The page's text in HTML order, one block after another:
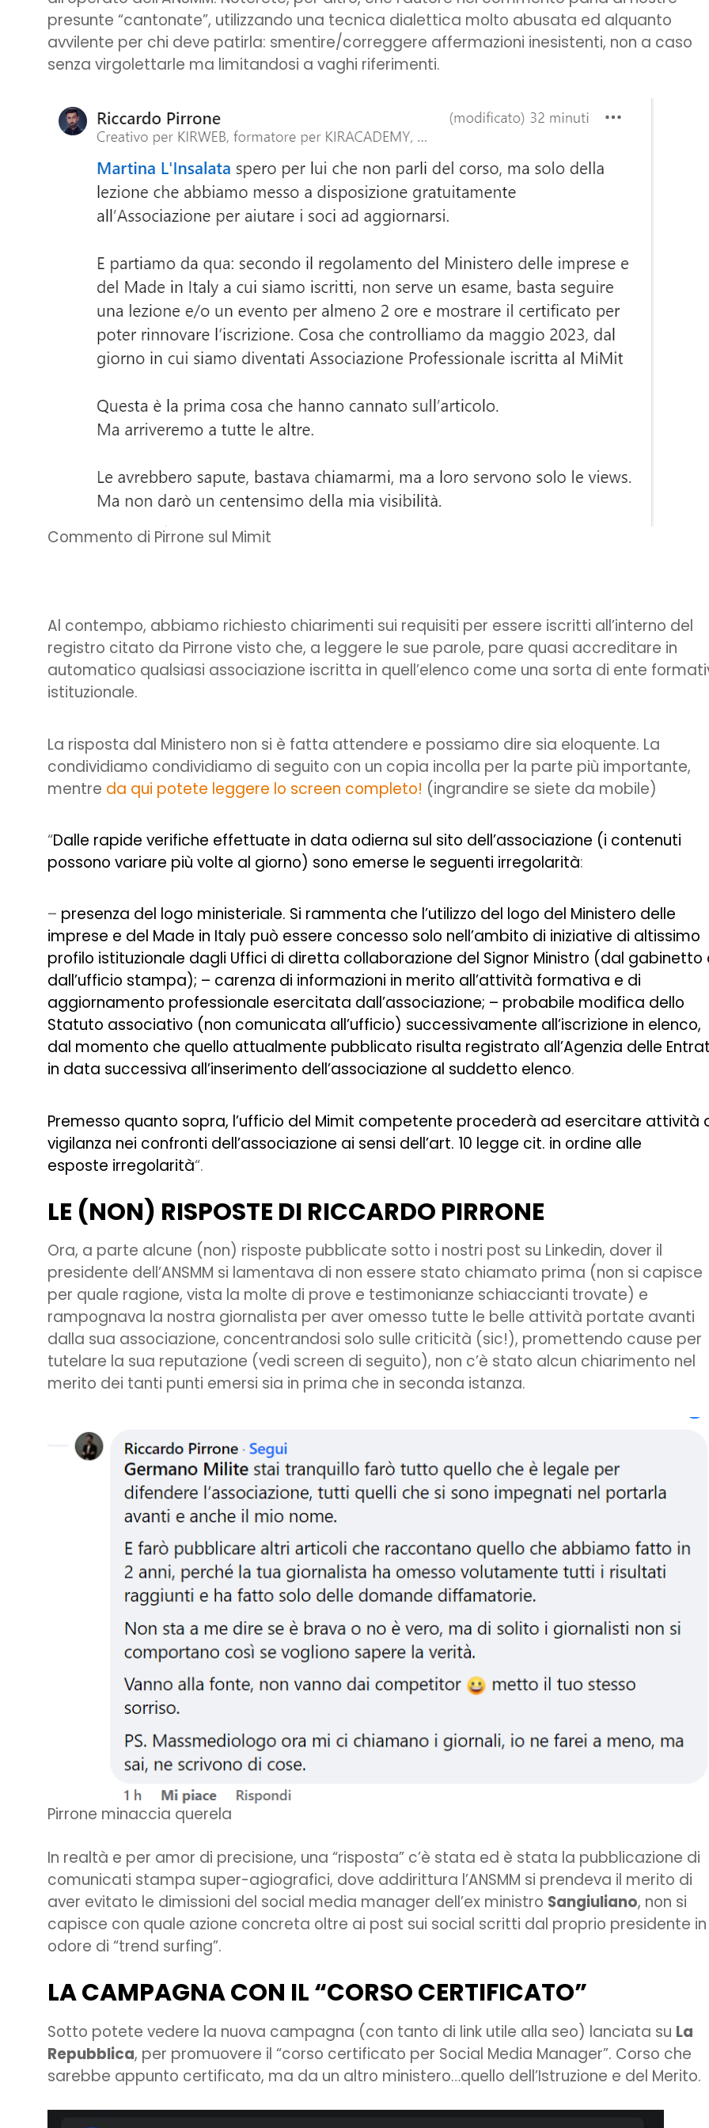
presunte “cantonate”, utilizzando una tecnica dialettica molto abusata ed alquanto
avvilente per chi deve patirla: smentire/correggere affermazioni inesistenti, non a caso
senza virgolettarle ma limitandosi a vaghi riferimenti.
Commento di Pirrone sul Mimit
Al contempo, abbiamo richiesto chiarimenti sui requisiti per essere iscritti all’interno del
registro citato da Pirrone visto che, a leggere le sue parole, pare quasi accreditare in
automatico qualsiasi associazione iscritta in quell’elenco come una sorta di ente
istituzionale.
La risposta dal Ministero non si è fatta attendere e possiamo dire sia eloquente. La
condividiamo condividiamo di seguito con un copia incolla per la parte più importante,
mentre da qui potete leggere lo screen completo! (ingrandire se siete da mobile)
“Dalle rapide verifiche effettuate in data odierna sul sito dell’associazione (i contenuti
possono variare più volte al giorno) sono emerse le seguenti irregolarità:
– presenza del logo ministeriale. Si rammenta che l’utilizzo del logo del Ministero delle
imprese e del Made in Italy può essere concesso solo nell’ambito di iniziative di altissimo
profilo istituzionale dagli Uffici di diretta collaborazione del Signor Ministro (dal gabinetto
dall’ufficio stampa); – carenza di informazioni in merito all’attività formativa e di
aggiornamento professionale esercitata dall’associazione; – probabile modifica dello
Statuto associativo (non comunicata all’ufficio) successivamente all’iscrizione in elenco,
dal momento che quello attualmente pubblicato risulta registrato all’Agenzia delle
in data successiva all’inserimento dell’associazione al suddetto elenco.
Premesso quanto sopra, l’ufficio del Mimit competente procederà ad esercitare attività
vigilanza nei confronti dell’associazione ai sensi dell’art. 10 legge cit. in ordine alle
esposte irregolarità“.
LE (NON) RISPOSTE DI RICCARDO PIRRONE
Ora, a parte alcune (non) risposte pubblicate sotto i nostri post su Linkedin, dover il
presidente dell’ANSMM si lamentava di non essere stato chiamato prima (non si capisce
per quale ragione, vista la molte di prove e testimonianze schiaccianti trovate) e
rampognava la nostra giornalista per aver omesso tutte le belle attività portate avanti
dalla sua associazione, concentrandosi solo sulle criticità (sic!), promettendo cause per
tutelare la sua reputazione (vedi screen di seguito), non c’è stato alcun chiarimento nel
merito dei tanti punti emersi sia in prima che in seconda istanza.
Pirrone minaccia querela
In realtà e per amor di precisione, una “risposta” c’è stata ed è stata la pubblicazione di
comunicati stampa super-agiografici, dove addirittura l’ANSMM si prendeva il merito di
aver evitato le dimissioni del social media manager dell’ex ministro Sangiuliano, non si
capisce con quale azione concreta oltre ai post sui social scritti dal proprio presidente in
odore di “trend surfing”.
LA CAMPAGNA CON IL “CORSO CERTIFICATO”
Sotto potete vedere la nuova campagna (con tanto di link utile alla seo) lanciata su La
Repubblica, per promuovere il “corso certificato per Social Media Manager”. Corso che
sarebbe appunto certificato, ma da un altro ministero…quello dell’Istruzione e del Merito.